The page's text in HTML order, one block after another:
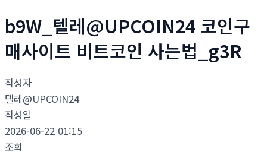
b9W_텔레@UPCOIN24 코인구
매사이트 비트코인 사는법_g3R
작성자
텔레@UPCOIN24
작성일
2026-06-22 01:15
조회